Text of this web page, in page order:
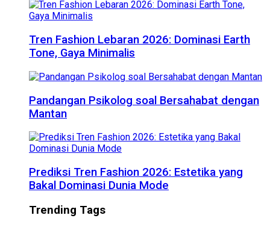
Tren Fashion Lebaran 2026: Dominasi Earth
Tone, Gaya Minimalis
Pandangan Psikolog soal Bersahabat dengan
Mantan
Prediksi Tren Fashion 2026: Estetika yang
Bakal Dominasi Dunia Mode
Trending Tags